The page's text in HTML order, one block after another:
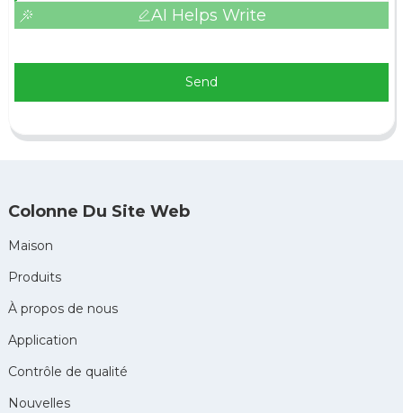
AI Helps Write
Send
Colonne Du Site Web
Maison
Produits
À propos de nous
Application
Contrôle de qualité
Nouvelles